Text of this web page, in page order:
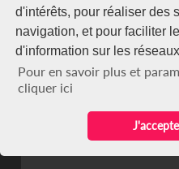
d'intérêts, pour réaliser des
navigation, et pour faciliter
d'information sur les
Pour en savoir plus et
cliquer ici
J'accepte
NEWSLETTER
Restez connecté via notre
S'abonner
Se désabonner